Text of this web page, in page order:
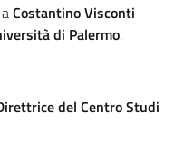
Costantino Visconti
di Palermo.
del Centro Studi